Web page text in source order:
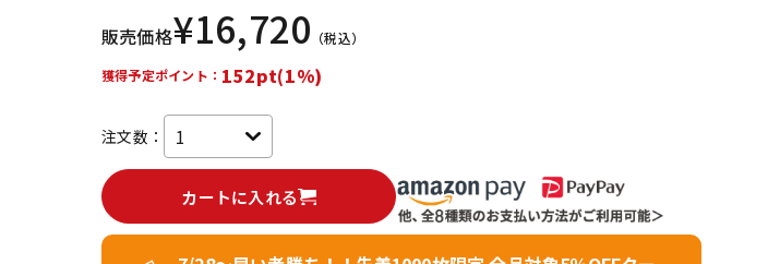
販売価格¥16,720 （税込）
獲得予定ポイント： 152pt(1%)
注文数：
カートに入れる